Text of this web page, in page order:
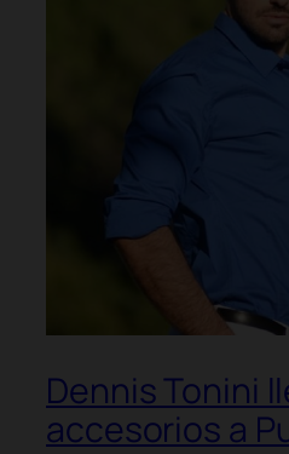
Dennis Tonini
accesorios a